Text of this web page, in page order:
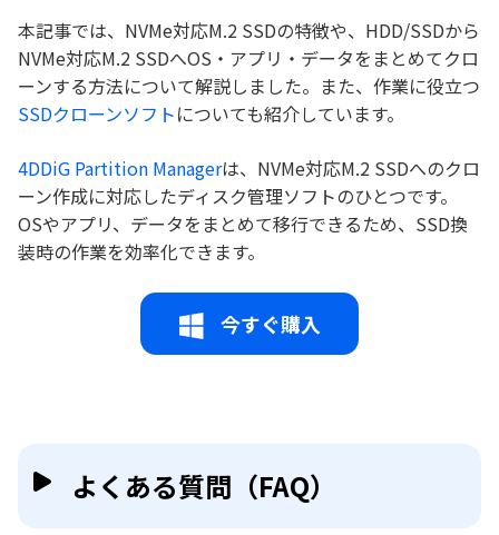
本記事では、NVMe対応M.2 SSDの特徴や、HDD/SSDから
NVMe対応M.2 SSDへOS・アプリ・データをまとめてクロ
ーンする方法について解説しました。また、作業に役立つ
SSDクローンソフトについても紹介しています。
4DDiG Partition Managerは、NVMe対応M.2 SSDへのクロ
ーン作成に対応したディスク管理ソフトのひとつです。
OSやアプリ、データをまとめて移行できるため、SSD換
装時の作業を効率化できます。
今すぐ購入
よくある質問（FAQ）